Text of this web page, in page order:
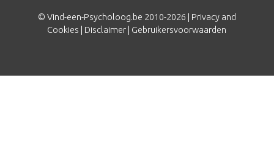
© Vind-een-Psycholoog.be 2010-2026 | Privacy and
Cookies
Disclaimer Gebruikersvoorwaarden